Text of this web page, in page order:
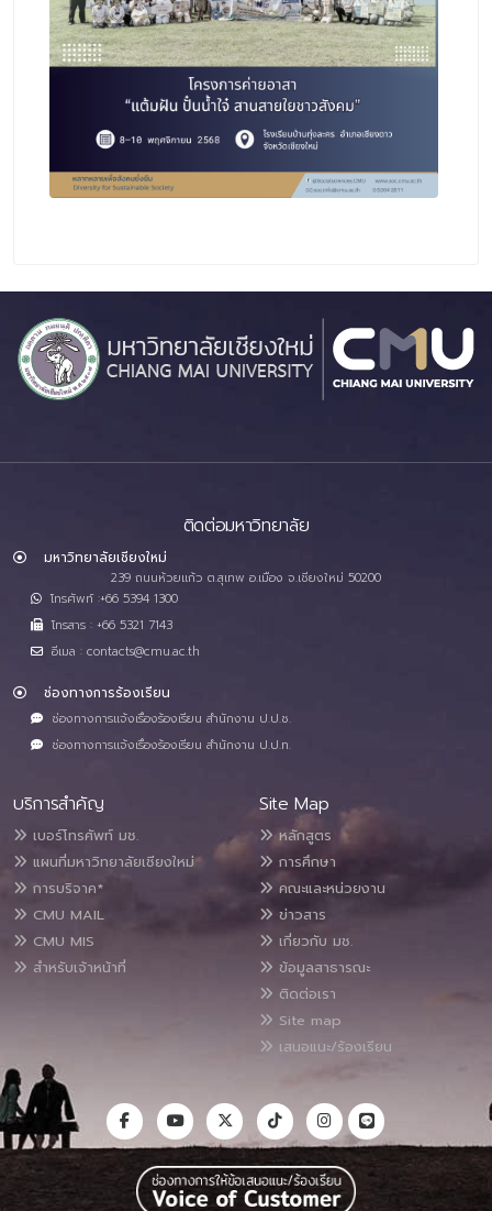
ติดต่อมหาวิทยาลัย
มหาวิทยาลัยเชียงใหม่
239 ถนนห้วยแก้ว ต.สุเทพ อ.เมือง จ.เชียงใหม่ 50200
โทรศัพท์ :+66 5394 1300
โทรสาร : +66 5321 7143
อีเมล : contacts@cmu.ac.th
ช่องทางการร้องเรียน
ช่องทางการแจ้งเรื่องร้องเรียน สำนักงาน ป.ป.ช.
ช่องทางการแจ้งเรื่องร้องเรียน สำนักงาน ป.ป.ท.
บริการสำคัญ
เบอร์โทรศัพท์ มช.
แผนที่มหาวิทยาลัยเชียงใหม่
การบริจาค*
CMU MAIL
CMU MIS
สำหรับเจ้าหน้าที่
Site Map
หลักสูตร
การศึกษา
คณะและหน่วยงาน
ข่าวสาร
เกี่ยวกับ มช.
ข้อมูลสาธารณะ
ติดต่อเรา
Site map
เสนอแนะ/ร้องเรียน